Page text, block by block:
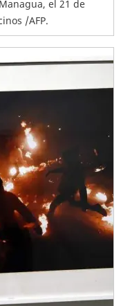
el 21 de
/AFP.